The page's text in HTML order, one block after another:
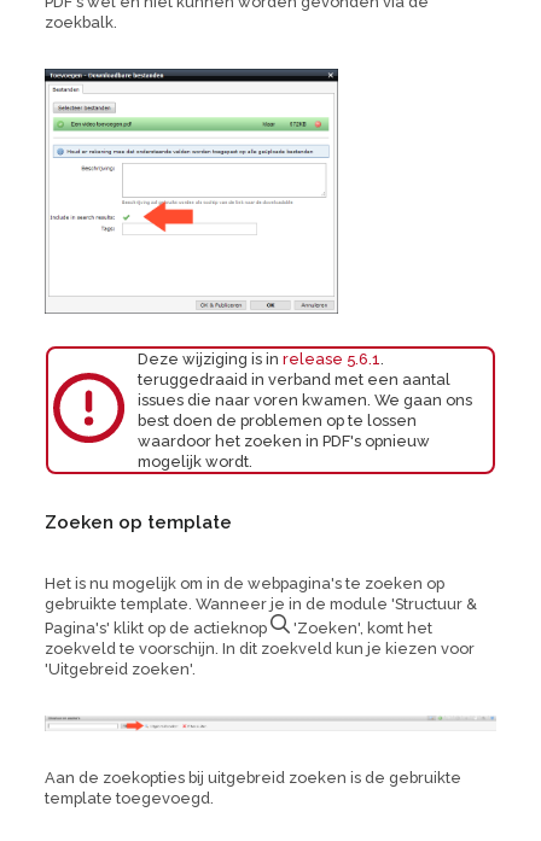
zoekbalk.
Deze wijziging is in release 5.6.1.
teruggedraaid in verband met een aantal
issues die naar voren kwamen. We gaan ons
best doen de problemen op te lossen
waardoor het zoeken in PDF's opnieuw
mogelijk wordt.
Zoeken op template
Het is nu mogelijk om in de webpagina's te zoeken op
gebruikte template. Wanneer je in de module 'Structuur &
Pagina's' klikt op de actieknop
'Zoeken', komt het
zoekveld te voorschijn. In dit zoekveld kun je kiezen voor
'Uitgebreid zoeken'.
Aan de zoekopties bij uitgebreid zoeken is de gebruikte
template toegevoegd.